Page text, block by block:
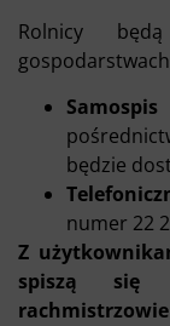
Rolnicy
będzie
numer 22
Z
spiszą się